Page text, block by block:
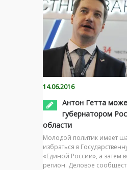
14.06.2016
Антон Гетта
губернатором
области
Молодой политик имеет
избраться в
«Единой России», а затем
регион. Деловое